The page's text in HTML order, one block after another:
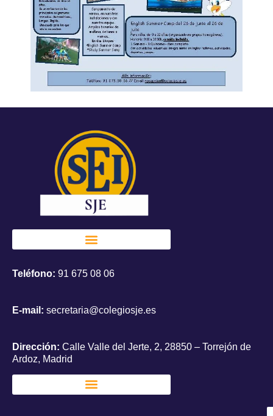
Teléfono: 91 675 08 06
E-mail: secretaria@colegiosje.es
Dirección: Calle Valle del Jerte, 2, 28850 – Torrejón de
Ardoz, Madrid